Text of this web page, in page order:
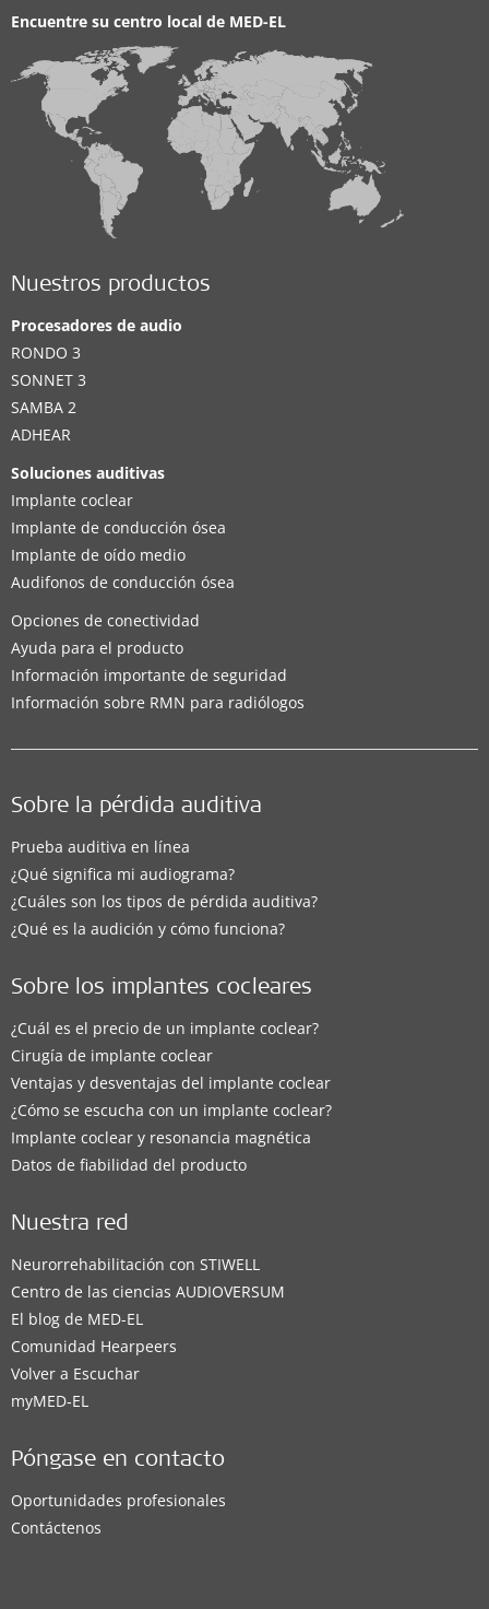
Encuentre su centro local de MED-EL
Nuestros productos
Procesadores de audio
RONDO 3
SONNET 3
SAMBA 2
ADHEAR
Soluciones auditivas
Implante coclear
Implante de conducción ósea
Implante de oído medio
Audifonos de conducción ósea
Opciones de conectividad
Ayuda para el producto
Información importante de seguridad
Información sobre RMN para radiólogos
Sobre la pérdida auditiva
Prueba auditiva en línea
¿Qué significa mi audiograma?
¿Cuáles son los tipos de pérdida auditiva?
¿Qué es la audición y cómo funciona?
Sobre los implantes cocleares
¿Cuál es el precio de un implante coclear?
Cirugía de implante coclear
Ventajas y desventajas del implante coclear
¿Cómo se escucha con un implante coclear?
Implante coclear y resonancia magnética
Datos de fiabilidad del producto
Nuestra red
Neurorrehabilitación con STIWELL
Centro de las ciencias AUDIOVERSUM
El blog de MED-EL
Comunidad Hearpeers
Volver a Escuchar
myMED‑EL
Póngase en contacto
Oportunidades profesionales
Contáctenos